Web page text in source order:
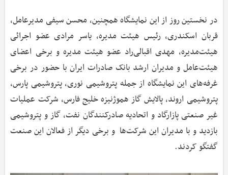
در نخستین روز از این نمایشگاه همچنین، محسن سیفی مدیرعامل،
قربان اسکندری، رئیس هیئت مدیره، یاسر مرادی عضو اجرائی
هیئت‌مدیره، مهدی اقبالی‌راد عضو هیئت مدیره و برخی اعضای
هیئت‌عامل و مدیران ارشد بانک صادرات ایران با حضور در برخی
غرفه‌های این نمایشگاه از جمله پتروشیمی نوری، پتروشیمی پارس،
پتروشیمی اروند، پالایش گاز هموژنیزه خلیج فارس، شرکت عملیات
غیر صنعتی پازارگاد و اتحادیه صادرکنندگان نفت، گاز و پتروشیمی
بازدید و با مدیران این شرکت‌ها و برخی دیگر از فعالان این صنعت
گفتگو کردند.